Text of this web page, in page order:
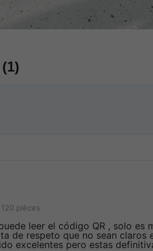
(1)
120 pièces
leer el código QR , solo es
de respeto que no sean claros
excelentes pero estas